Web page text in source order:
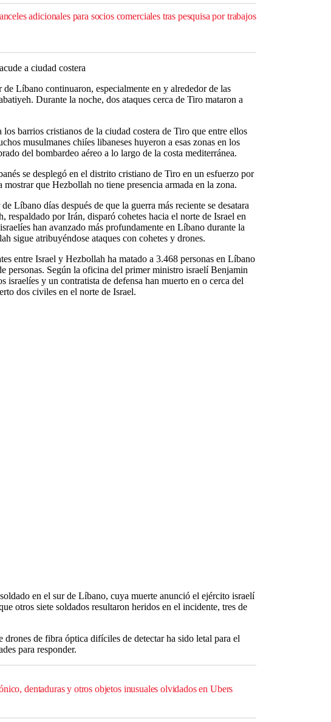
adicionales para socios comerciales tras pesquisa por trabajos
a ciudad costera
de Líbano continuaron, especialmente en y alrededor de las
Durante la noche, dos ataques cerca de Tiro mataron a
barrios cristianos de la ciudad costera de Tiro que entre ellos
musulmanes chiíes libaneses huyeron a esas zonas en los
del bombardeo aéreo a lo largo de la costa mediterránea.
se desplegó en el distrito cristiano de Tiro en un esfuerzo por
mostrar que Hezbollah no tiene presencia armada en la zona.
Líbano días después de que la guerra más reciente se desatara
respaldado por Irán, disparó cohetes hacia el norte de Israel en
han avanzado más profundamente en Líbano durante la
sigue atribuyéndose ataques con cohetes y drones.
entre Israel y Hezbollah ha matado a 3.468 personas en Líbano
personas. Según la oficina del primer ministro israelí Benjamin
israelíes y un contratista de defensa han muerto en o cerca del
dos civiles en el norte de Israel.
en el sur de Líbano, cuya muerte anunció el ejército israelí
otros siete soldados resultaron heridos en el incidente, tres de
de fibra óptica difíciles de detectar ha sido letal para el
para responder.
dentaduras y otros objetos inusuales olvidados en Ubers